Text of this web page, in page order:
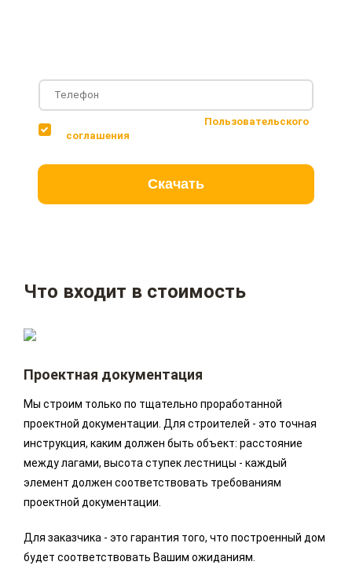
Пользовательского
соглашения
Скачать
Что входит в стоимость
Проектная документация
Мы строим только по тщательно проработанной
проектной документации. Для строителей - это точная
инструкция, каким должен быть объект: расстояние
между лагами, высота ступек лестницы - каждый
элемент должен соответствовать требованиям
проектной документации.
Для заказчика - это гарантия того, что построенный дом
будет соответствовать Вашим ожиданиям.